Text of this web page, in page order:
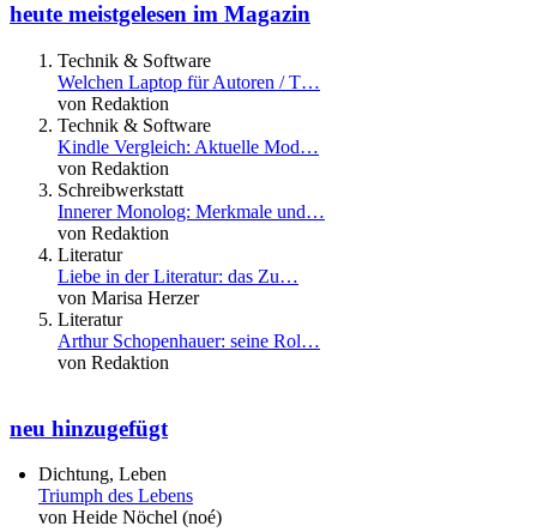
heute meistgelesen im Magazin
Technik & Software
Welchen Laptop für Autoren / T…
von Redaktion
Technik & Software
Kindle Vergleich: Aktuelle Mod…
von Redaktion
Schreibwerkstatt
Innerer Monolog: Merkmale und…
von Redaktion
Literatur
Liebe in der Literatur: das Zu…
von Marisa Herzer
Literatur
Arthur Schopenhauer: seine Rol…
von Redaktion
neu hinzugefügt
Dichtung, Leben
Triumph des Lebens
von Heide Nöchel (noé)